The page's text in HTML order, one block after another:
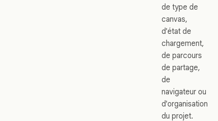
de type de
canvas,
d'état de
chargement,
de parcours
de partage,
de
navigateur ou
d'organisation
du projet.